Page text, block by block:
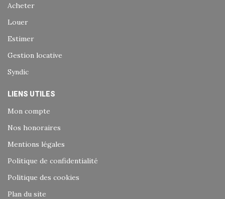
Acheter
Louer
Estimer
Gestion locative
Syndic
LIENS UTILES
Mon compte
Nos honoraires
Mentions légales
Politique de confidentialité
Politique des cookies
Plan du site